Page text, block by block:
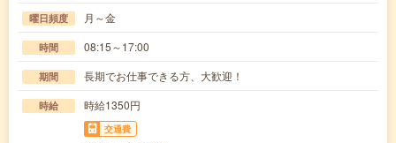
曜日頻度 月～金
時間 08:15～17:00
期間 長期でお仕事できる方、大歓迎！
時給 時給1350円
交通費